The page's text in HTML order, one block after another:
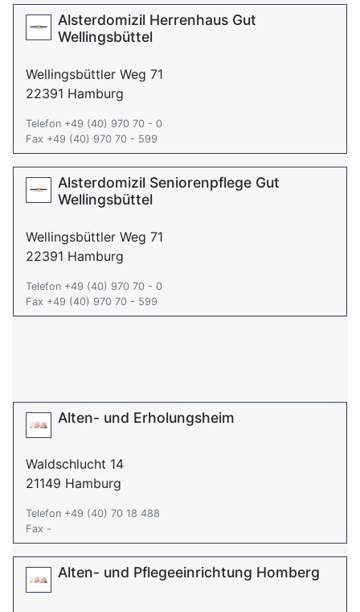
Alsterdomizil Herrenhaus Gut
Wellingsbüttel
Wellingsbüttler Weg 71
22391 Hamburg
Telefon +49 (40) 970 70 - 0
Fax +49 (40) 970 70 - 599
Alsterdomizil Seniorenpflege Gut
Wellingsbüttel
Wellingsbüttler Weg 71
22391 Hamburg
Telefon +49 (40) 970 70 - 0
Fax +49 (40) 970 70 - 599
Alten- und Erholungsheim
Waldschlucht 14
21149 Hamburg
Telefon +49 (40) 70 18 488
Fax -
Alten- und Pflegeeinrichtung Homberg